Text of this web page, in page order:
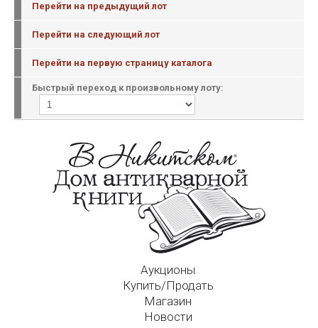
Перейти на предыдущий лот
Перейти на следующий лот
Перейти на первую страницу каталога
Быстрый переход к произвольному лоту:
Аукционы
Купить/Продать
Магазин
Новости